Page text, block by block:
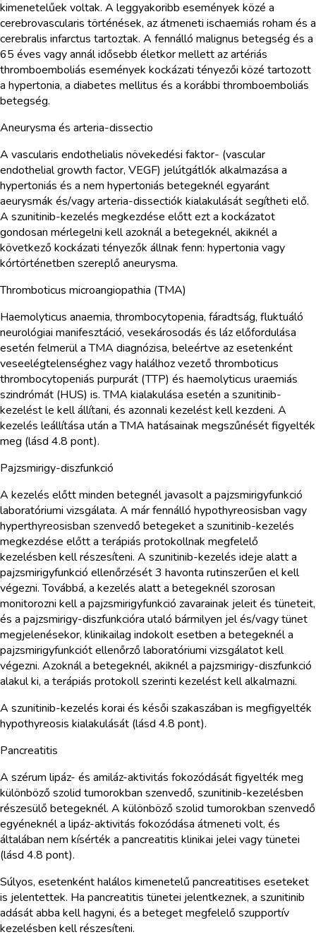
kimenetelűek voltak. A leggyakoribb események közé a
cerebrovascularis történések, az átmeneti ischaemiás roham és a
cerebralis infarctus tartoztak. A fennálló malignus betegség és a
65 éves vagy annál idősebb életkor mellett az artériás
thromboemboliás események kockázati tényezői közé tartozott
a hypertonia, a diabetes mellitus és a korábbi thromboemboliás
betegség.
Aneurysma és arteria-dissectio
A vascularis endothelialis növekedési faktor- (vascular
endothelial growth factor, VEGF) jelútgátlók alkalmazása a
hypertoniás és a nem hypertoniás betegeknél egyaránt
aeurysmák és/vagy arteria-dissectiók kialakulását segítheti elő.
A szunitinib-kezelés megkezdése előtt ezt a kockázatot
gondosan mérlegelni kell azoknál a betegeknél, akiknél a
következő kockázati tényezők állnak fenn: hypertonia vagy
kórtörténetben szereplő aneurysma.
Thromboticus microangiopathia (TMA)
Haemolyticus anaemia, thrombocytopenia, fáradtság, fluktuáló
neurológiai manifesztáció, vesekárosodás és láz előfordulása
esetén felmerül a TMA diagnózisa, beleértve az esetenként
veseelégtelenséghez vagy halálhoz vezető thromboticus
thrombocytopeniás purpurát (TTP) és haemolyticus uraemiás
szindrómát (HUS) is. TMA kialakulása esetén a szunitinib-
kezelést le kell állítani, és azonnali kezelést kell kezdeni. A
kezelés leállítása után a TMA hatásainak megszűnését figyelték
meg (lásd 4.8 pont).
Pajzsmirigy-diszfunkció
A kezelés előtt minden betegnél javasolt a pajzsmirigyfunkció
laboratóriumi vizsgálata. A már fennálló hypothyreosisban vagy
hyperthyreosisban szenvedő betegeket a szunitinib-kezelés
megkezdése előtt a terápiás protokollnak megfelelő
kezelésben kell részesíteni. A szunitinib-kezelés ideje alatt a
pajzsmirigyfunkció ellenőrzését 3 havonta rutinszerűen el kell
végezni. Továbbá, a kezelés alatt a betegeknél szorosan
monitorozni kell a pajzsmirigyfunkció zavarainak jeleit és tüneteit,
és a pajzsmirigy-diszfunkcióra utaló bármilyen jel és/vagy tünet
megjelenésekor, klinikailag indokolt esetben a betegeknél a
pajzsmirigyfunkciót ellenőrző laboratóriumi vizsgálatot kell
végezni. Azoknál a betegeknél, akiknél a pajzsmirigy-diszfunkció
alakul ki, a terápiás protokoll szerinti kezelést kell alkalmazni.
A szunitinib-kezelés korai és késői szakaszában is megfigyelték
hypothyreosis kialakulását (lásd 4.8 pont).
Pancreatitis
A szérum lipáz- és amiláz-aktivitás fokozódását figyelték meg
különböző szolid tumorokban szenvedő, szunitinib-kezelésben
részesülő betegeknél. A különböző szolid tumorokban szenvedő
egyéneknél a lipáz-aktivitás fokozódása átmeneti volt, és
általában nem kísérték a pancreatitis klinikai jelei vagy tünetei
(lásd 4.8 pont).
Súlyos, esetenként halálos kimenetelű pancreatitises eseteket
is jelentettek. Ha pancreatitis tünetei jelentkeznek, a szunitinib
adását abba kell hagyni, és a beteget megfelelő szupportív
kezelésben kell részesíteni.